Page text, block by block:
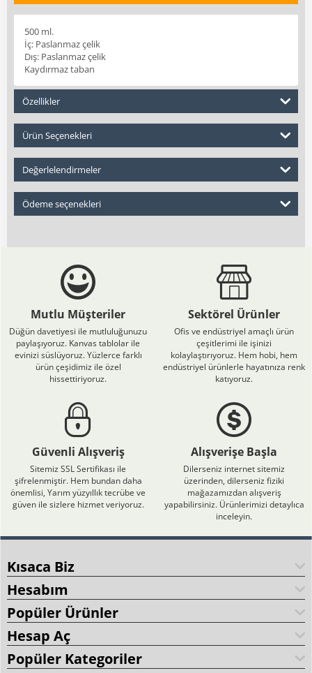
500 ml.
İç: Paslanmaz çelik
Dış: Paslanmaz çelik
Kaydırmaz taban
Özellikler
Ürün Seçenekleri
Değerlelendirmeler
Ödeme seçenekleri
Mutlu Müşteriler
Düğün davetiyesi ile mutluluğunuzu
paylaşıyoruz. Kanvas tablolar ile
evinizi süslüyoruz. Yüzlerce farklı
ürün çeşidimiz ile özel
hissettiriyoruz.
Sektörel Ürünler
Ofis ve endüstriyel amaçlı ürün
çeşitlerimi ile işinizi
kolaylaştırıyoruz. Hem hobi, hem
endüstriyel ürünlerle hayatınıza renk
katıyoruz.
Güvenli Alışveriş
Sitemiz SSL Sertifikası ile
şifrelenmiştir. Hem bundan daha
önemlisi, Yarım yüzyıllık tecrübe ve
güven ile sizlere hizmet veriyoruz.
Alışverişe Başla
Dilerseniz internet sitemiz
üzerinden, dilerseniz fiziki
mağazamızdan alışveriş
yapabilirsiniz. Ürünlerimizi detaylıca
inceleyin.
Kısaca Biz
Hesabım
Popüler Ürünler
Hesap Aç
Popüler Kategoriler